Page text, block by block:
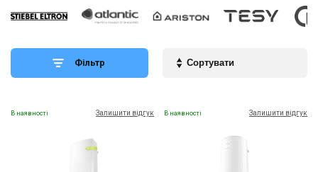
Фільтр
В наявності Залишити відгук В наявності Залишити відгук